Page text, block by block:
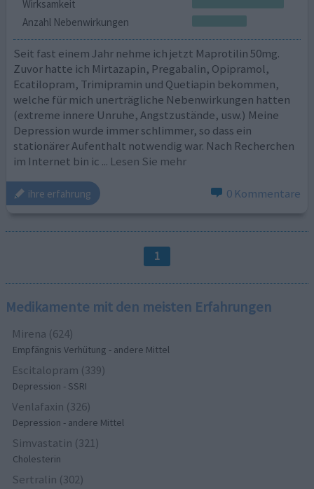
Wirksamkeit
Anzahl Nebenwirkungen
Seit fast einem Jahr nehme ich jetzt Maprotilin 50mg.
Zuvor hatte ich Mirtazapin, Pregabalin, Opipramol,
Ecatilopram, Trimipramin und Quetiapin bekommen,
welche für mich unerträgliche Nebenwirkungen hatten
(extreme innere Unruhe, Angstzustände, usw.) Meine
Depression wurde immer schlimmer, so dass ein
stationärer Aufenthalt notwendig war. Nach Recherchen
im Internet bin ic ... Lesen Sie mehr
ihre erfahrung 0 Kommentare
1
Medikamente mit den meisten Erfahrungen
Mirena (624)
Empfängnis Verhütung - andere Mittel
Escitalopram (339)
Depression - SSRI
Venlafaxin (326)
Depression - andere Mittel
Simvastatin (321)
Cholesterin
Sertralin (302)